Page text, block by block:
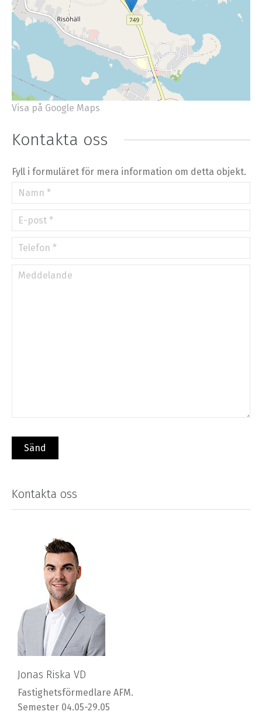
+
−
©OpenStreetMap contributors.
»
Visa på Google Maps
Kontakta oss
Fyll i formuläret för mera information om detta objekt.
Kontakta oss
Jonas Riska VD
Fastighetsförmedlare AFM.
Semester 04.05-29.05